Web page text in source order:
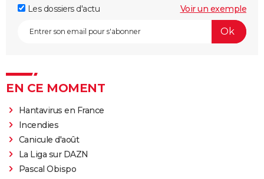
Les dossiers d'actu
Voir un exemple
EN CE MOMENT
Hantavirus en France
Incendies
Canicule d'août
La Liga sur DAZN
Pascal Obispo